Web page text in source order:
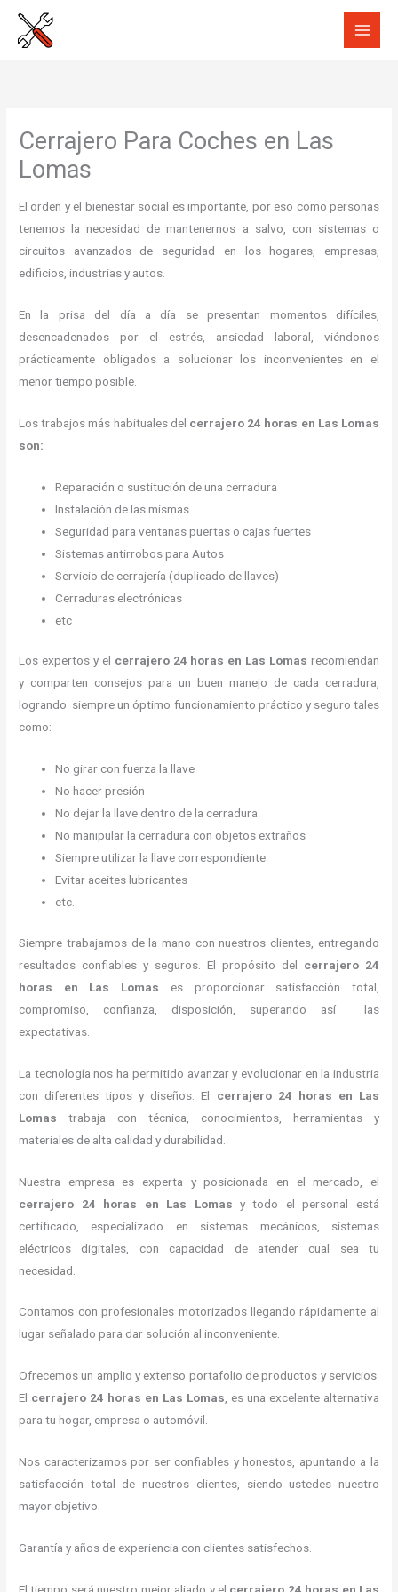
Cerrajero Para Coches en Las
Lomas
El orden y el bienestar social es importante, por eso como personas
tenemos la necesidad de mantenernos a salvo, con sistemas o
circuitos avanzados de seguridad en los hogares, empresas,
edificios, industrias y autos.
En la prisa del día a día se presentan momentos difíciles,
desencadenados por el estrés, ansiedad laboral, viéndonos
prácticamente obligados a solucionar los inconvenientes en el
menor tiempo posible.
Los trabajos más habituales del cerrajero 24 horas en Las Lomas
son:
Reparación o sustitución de una cerradura
Instalación de las mismas
Seguridad para ventanas puertas o cajas fuertes
Sistemas antirrobos para Autos
Servicio de cerrajería (duplicado de llaves)
Cerraduras electrónicas
etc
Los expertos y el cerrajero 24 horas en Las Lomas recomiendan
y comparten consejos para un buen manejo de cada cerradura,
logrando siempre un óptimo funcionamiento práctico y seguro tales
como:
No girar con fuerza la llave
No hacer presión
No dejar la llave dentro de la cerradura
No manipular la cerradura con objetos extraños
Siempre utilizar la llave correspondiente
Evitar aceites lubricantes
etc.
Siempre trabajamos de la mano con nuestros clientes, entregando
resultados confiables y seguros. El propósito del cerrajero 24
horas en Las Lomas es proporcionar satisfacción total,
compromiso, confianza, disposición, superando así las
expectativas.
La tecnología nos ha permitido avanzar y evolucionar en la industria
con diferentes tipos y diseños. El cerrajero 24 horas en Las
Lomas trabaja con técnica, conocimientos, herramientas y
materiales de alta calidad y durabilidad.
Nuestra empresa es experta y posicionada en el mercado, el
cerrajero 24 horas en Las Lomas y todo el personal está
certificado, especializado en sistemas mecánicos, sistemas
eléctricos digitales, con capacidad de atender cual sea tu
necesidad.
Contamos con profesionales motorizados llegando rápidamente al
lugar señalado para dar solución al inconveniente.
Ofrecemos un amplio y extenso portafolio de productos y servicios.
El cerrajero 24 horas en Las Lomas, es una excelente alternativa
para tu hogar, empresa o automóvil.
Nos caracterizamos por ser confiables y honestos, apuntando a la
satisfacción total de nuestros clientes, siendo ustedes nuestro
mayor objetivo.
Garantía y años de experiencia con clientes satisfechos.